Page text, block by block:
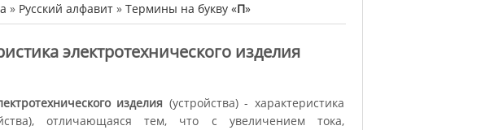
» Русский алфавит » Термины на букву «П»
электротехнического изделия
изделия (устройства) - характеристика
отличающаяся тем, что с увеличением тока,